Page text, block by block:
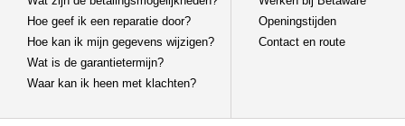
Hoe geef ik een reparatie door?
Hoe kan ik mijn gegevens wijzigen?
Wat is de garantietermijn?
Waar kan ik heen met klachten?
Openingstijden
Contact en route